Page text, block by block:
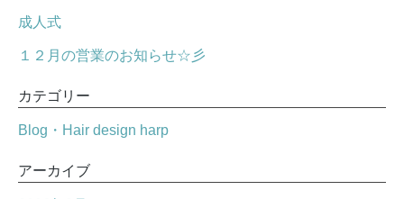
成人式
１２月の営業のお知らせ☆彡
カテゴリー
Blog・Hair design harp
アーカイブ